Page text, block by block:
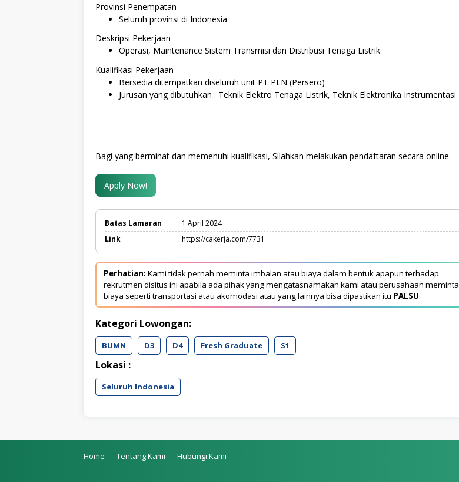
Provinsi Penempatan
Seluruh provinsi di Indonesia
Deskripsi Pekerjaan
Operasi, Maintenance Sistem Transmisi dan Distribusi Tenaga Listrik
Kualifikasi Pekerjaan
Bersedia ditempatkan diseluruh unit PT PLN (Persero)
Jurusan yang dibutuhkan : Teknik Elektro Tenaga Listrik, Teknik Elektronika Instrumentasi
Bagi yang berminat dan memenuhi kualifikasi, Silahkan melakukan pendaftaran secara online.
Apply Now!
Batas Lamaran
: 1 April 2024
Link
: https://cakerja.com/7731
Perhatian: Kami tidak pernah meminta imbalan atau biaya dalam bentuk apapun terhadap
rekrutmen disitus ini apabila ada pihak yang mengatasnamakan kami atau perusahaan meminta
biaya seperti transportasi atau akomodasi atau yang lainnya bisa dipastikan itu PALSU.
Kategori Lowongan:
BUMN D3 D4 Fresh Graduate S1
Lokasi :
Seluruh Indonesia
Home Tentang Kami Hubungi Kami